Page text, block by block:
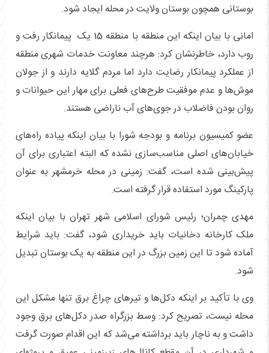
بوستانی همچون بوستان ولایت در محله ایجاد شود.
امانی با بیان اینکه این منطقه با منطقه 15 یک پیمانکار رفت و
روب دارد، خاطرنشان کرد: هرچند معاونت خدمات شهری منطقه
از عملکرد پیمانکار رضایت دارد اما مردم گلایه دارند و از جولان
موش‌ها و عدم موفقیت طرح‌های فعلی برای مهار این حیوانات و
روان بودن فاضلاب در جوی‌های آب ناراضی هستند.
عضو کمیسیون برنامه و بودجه شورا با بیان اینکه پیاده راه‌های
خیابان‌های اصلی مناسب‌سازی نشده که البته اعتباری برای آن
پیش‌بینی شده است، گفت: زمینی در محله خرمشهر به عنوان
پارکینگ مورد استفاده قرار گرفته است.
مهدی چمران؛ رئیس شورای اسلامی شهر تهران با بیان اینکه
ملک کارخانه دخانیات باید خریداری شود، گفت: باید شرایط
آماده شود تا این زمین بزرگ در این منطقه به یک بوستان تبدیل
شود.
وی با تأکید بر اینکه دکل‌ها و تیرهای چراغ برق تنها مشکل این
محله نیست، تصریح کرد: وسط بزرگراه صدر دکل‌های برق وجود
داشت و به ناچار باید برداشته می‌شد که این اقدام صورت گرفت